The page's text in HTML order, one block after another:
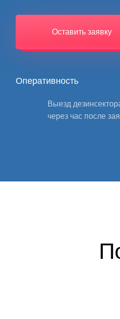
Оставить заявку
Оперативность
Выезд
через час после